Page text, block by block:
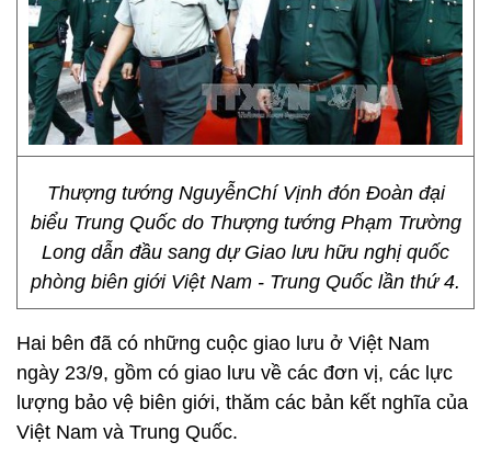
Thượng tướng NguyễnChí Vịnh đón Đoàn đại
biểu Trung Quốc do Thượng tướng Phạm Trường
Long dẫn đầu sang dự Giao lưu hữu nghị quốc
phòng biên giới Việt Nam - Trung Quốc lần thứ 4.
Hai bên đã có những cuộc giao lưu ở Việt Nam
ngày 23/9, gồm có giao lưu về các đơn vị, các lực
lượng bảo vệ biên giới, thăm các bản kết nghĩa của
Việt Nam và Trung Quốc.